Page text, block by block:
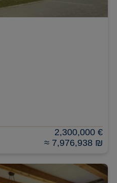
2,300,000 €
≈ 7,976,938 ₪